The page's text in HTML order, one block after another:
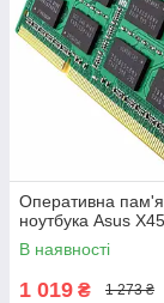
Оперативна
ноутбука Asus
В наявності
1 019 ₴ 1 273 ₴